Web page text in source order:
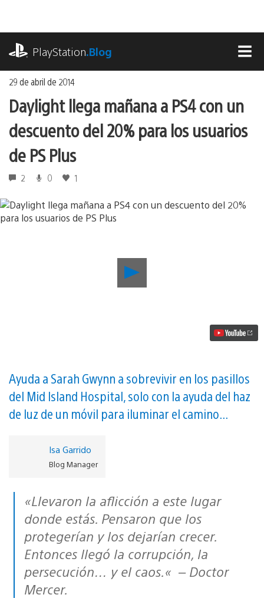
contenido
PlayStation.Blog
29 de abril de 2014
Daylight llega mañana a PS4 con un
descuento del 20% para los usuarios
de PS Plus
2 0 1
llega
20%
para
los
usuarios
de
Ayuda a Sarah Gwynn a sobrevivir en los pasillos
del Mid Island Hospital, solo con la ayuda del haz
de luz de un móvil para iluminar el camino...
Isa Garrido
Blog Manager
«Llevaron la aflicción a este lugar
donde estás. Pensaron que los
protegerían y los dejarían crecer.
Entonces llegó la corrupción, la
persecución… y el caos.« – Doctor
Mercer.